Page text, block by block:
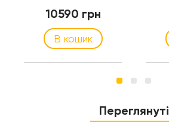
10590 грн
В кошик
Переглянуті